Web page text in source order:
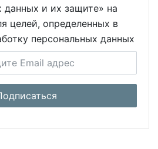
данных и их защите» на
целей, определенных в
персональных данных